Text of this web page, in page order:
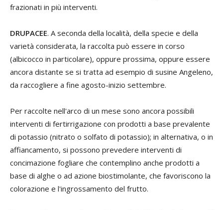
frazionati in più interventi.
DRUPACEE. A seconda della località, della specie e della
varietà considerata, la raccolta può essere in corso
(albicocco in particolare), oppure prossima, oppure essere
ancora distante se si tratta ad esempio di susine Angeleno,
da raccogliere a fine agosto-inizio settembre.
Per raccolte nell'arco di un mese sono ancora possibili
interventi di fertirrigazione con prodotti a base prevalente
di potassio (nitrato o solfato di potassio); in alternativa, o in
affiancamento, si possono prevedere interventi di
concimazione fogliare che contemplino anche prodotti a
base di alghe o ad azione biostimolante, che favoriscono la
colorazione e l'ingrossamento del frutto.